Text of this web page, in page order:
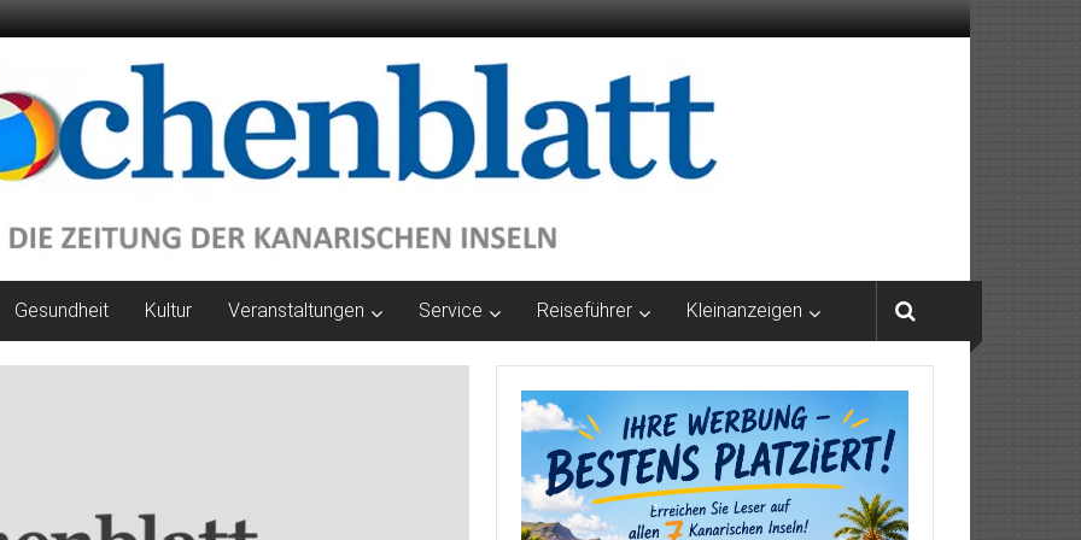
Gesundheit Kultur Veranstaltungen Service Reiseführer Kleinanzeigen